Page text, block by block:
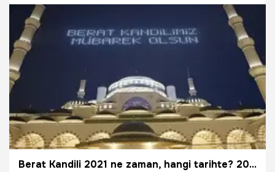
kaçında başlıyor? Oruç ne zaman başlıyor 2021? İşte
Diyanet Ramazan imsakiyesi ve Ramazan ayı ile ilgili merak
edilenler...
28.03.2021
Berat Kandili 2021 ne zaman, hangi tarihte? 2021 yılı Berat Kandili hangi gün?